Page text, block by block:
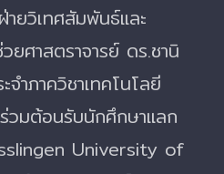
วิเทศสัมพันธ์และ
ยศาสตราจารย์ ดร.ชานิ
ำภาควิชาเทคโนโลยี
วมต้อนรับนักศึกษาแลก
University of